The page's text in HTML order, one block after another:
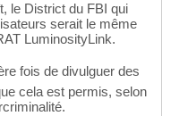
le District du FBI qui
serait le même
LuminosityLink.
fois de divulguer des
cela est permis, selon